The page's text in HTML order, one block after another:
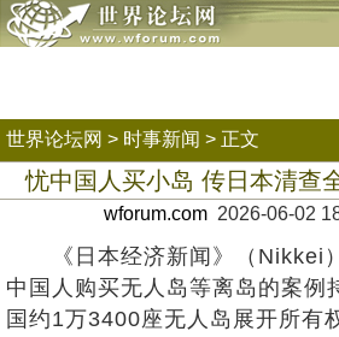
世界论坛网 > 时事新闻 > 正文
忧中国人买小岛 传日本清查
wforum.com 2026-06-02
《日本经济新闻》（Nikkei）
中国人购买无人岛等离岛的案例
国约1万3400座无人岛展开所有